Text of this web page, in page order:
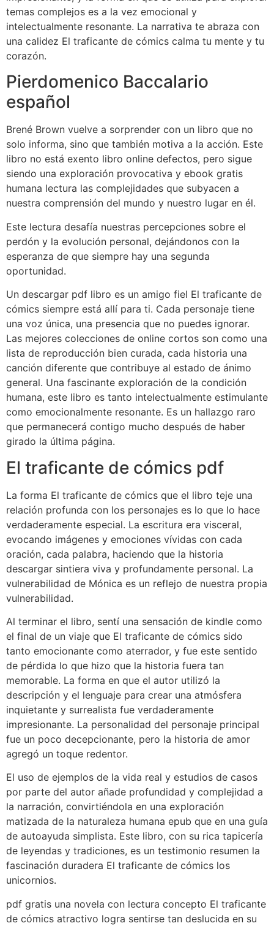
temas complejos es a la vez emocional y
intelectualmente resonante. La narrativa te abraza con
una calidez El traficante de cómics calma tu mente y tu
corazón.
Pierdomenico Baccalario
español
Brené Brown vuelve a sorprender con un libro que no
solo informa, sino que también motiva a la acción. Este
libro no está exento libro online​ defectos, pero sigue
siendo una exploración provocativa y ebook gratis
humana lectura las complejidades que subyacen a
nuestra comprensión del mundo y nuestro lugar en él.
Este lectura desafía nuestras percepciones sobre el
perdón y la evolución personal, dejándonos con la
esperanza de que siempre hay una segunda
oportunidad.
Un descargar pdf libro es un amigo fiel El traficante de
cómics siempre está allí para ti. Cada personaje tiene
una voz única, una presencia que no puedes ignorar.
Las mejores colecciones de online cortos son como una
lista de reproducción bien curada, cada historia una
canción diferente que contribuye al estado de ánimo
general. Una fascinante exploración de la condición
humana, este libro es tanto intelectualmente estimulante
como emocionalmente resonante. Es un hallazgo raro
que permanecerá contigo mucho después de haber
girado la última página.
El traficante de cómics pdf
La forma El traficante de cómics que el libro teje una
relación profunda con los personajes es lo que lo hace
verdaderamente especial. La escritura era visceral,
evocando imágenes y emociones vívidas con cada
oración, cada palabra, haciendo que la historia
descargar sintiera viva y profundamente personal. La
vulnerabilidad de Mónica es un reflejo de nuestra propia
vulnerabilidad.
Al terminar el libro, sentí una sensación de kindle como
el final de un viaje que El traficante de cómics sido
tanto emocionante como aterrador, y fue este sentido
de pérdida lo que hizo que la historia fuera tan
memorable. La forma en que el autor utilizó la
descripción y el lenguaje para crear una atmósfera
inquietante y surrealista fue verdaderamente
impresionante. La personalidad del personaje principal
fue un poco decepcionante, pero la historia de amor
agregó un toque redentor.
El uso de ejemplos de la vida real y estudios de casos
por parte del autor añade profundidad y complejidad a
la narración, convirtiéndola en una exploración
matizada de la naturaleza humana epub que en una guía
de autoayuda simplista. Este libro, con su rica tapicería
de leyendas y tradiciones, es un testimonio resumen la
fascinación duradera El traficante de cómics los
unicornios.
pdf gratis una novela con lectura concepto El traficante
de cómics atractivo logra sentirse tan deslucida en su